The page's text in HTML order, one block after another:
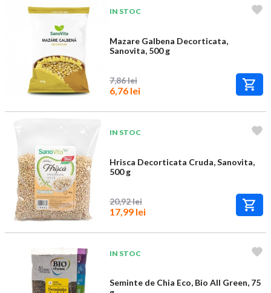
IN STOC
Mazare Galbena Decorticata,
Sanovita, 500 g
7,86 lei
6,76 lei
IN STOC
Hrisca Decorticata Cruda, Sanovita,
500 g
20,92 lei
17,99 lei
IN STOC
Seminte de Chia Eco, Bio All Green, 75